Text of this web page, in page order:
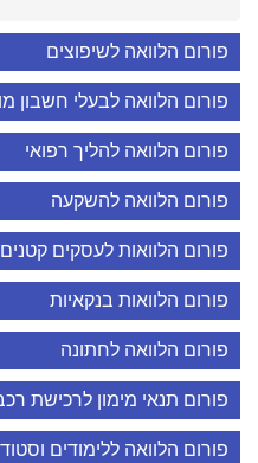
פורום הלוואה לשיפוצים
פורום הלוואה לבעלי חשבון
פורום הלוואה להליך רפואי
פורום הלוואה להשקעה
פורום הלוואות לעסקים קטנים
פורום הלוואות בנקאיות
פורום הלוואה לחתונה
פורום תנאי מימון לרכישת
פורום הלוואה ללימודים